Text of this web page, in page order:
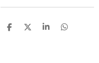
D D S D